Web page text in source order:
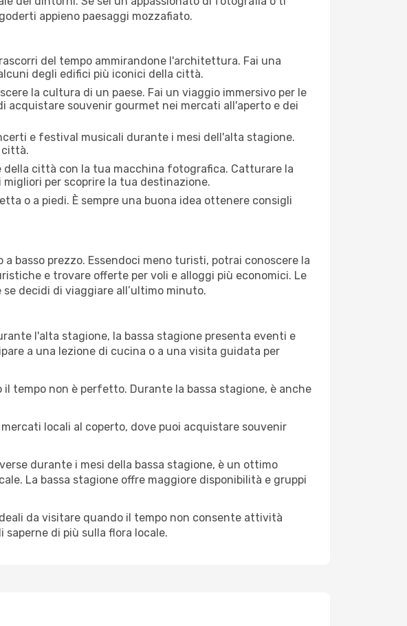
appieno paesaggi mozzafiato.
del tempo ammirandone l'architettura. Fai una
degli edifici più iconici della città.
la cultura di un paese. Fai un viaggio immersivo per le
acquistare souvenir gourmet nei mercati all'aperto e dei
e festival musicali durante i mesi dell'alta stagione.
città.
della città con la tua macchina fotografica. Catturare la
per scoprire la tua destinazione.
o a piedi. È sempre una buona idea ottenere consigli
basso prezzo. Essendoci meno turisti, potrai conoscere la
e trovare offerte per voli e alloggi più economici. Le
decidi di viaggiare all’ultimo minuto.
l'alta stagione, la bassa stagione presenta eventi e
a una lezione di cucina o a una visita guidata per
tempo non è perfetto. Durante la bassa stagione, è anche
locali al coperto, dove puoi acquistare souvenir
durante i mesi della bassa stagione, è un ottimo
La bassa stagione offre maggiore disponibilità e gruppi
da visitare quando il tempo non consente attività
di più sulla flora locale.